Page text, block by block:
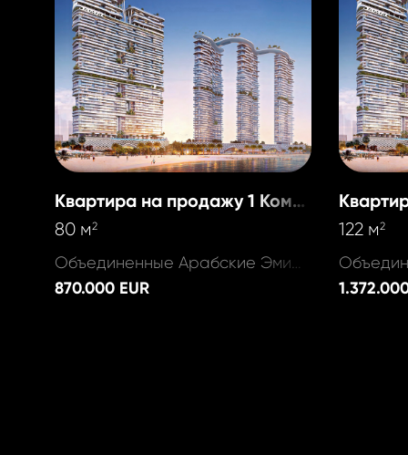
Квартира на продажу 1 Комната
80 м2
Объединенные Арабские Эмираты, Dubai - Marina
870.000 EUR
122 м2